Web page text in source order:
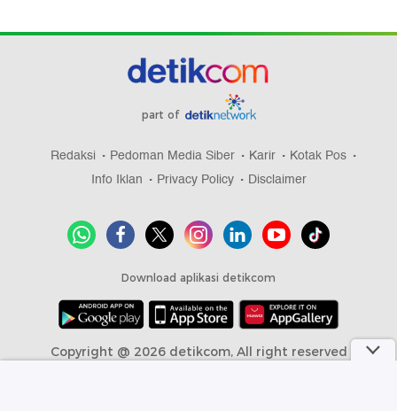
part of
Redaksi Pedoman Media Siber Karir
Kotak Pos
Info Iklan
Privacy Policy Disclaimer
Download aplikasi detikcom
Copyright @ 2026 detikcom, All right reserved